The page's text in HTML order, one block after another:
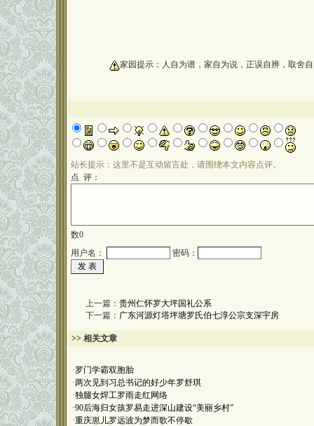
家园提示：人自为谱，家自为说，正误自辨，取舍
站长提示：这里不是互动留言处，请围绕本文内容点评。
点 评：
数0
用户名：
密码：
上一篇： 贵州仁怀罗大坪国礼公系
下一篇： 广东河源灯塔坪塘罗氏伯七淳公宗支深宇房
>> 相关文章
·罗门学霸双胞胎
·两次见到习总书记的好少年罗舒琪
·独腿女焊工罗雨走红网络
·90后海归女孩罗易走进深山建设“美丽乡村”
·重庆崽儿罗远波为梦而歌不停歇